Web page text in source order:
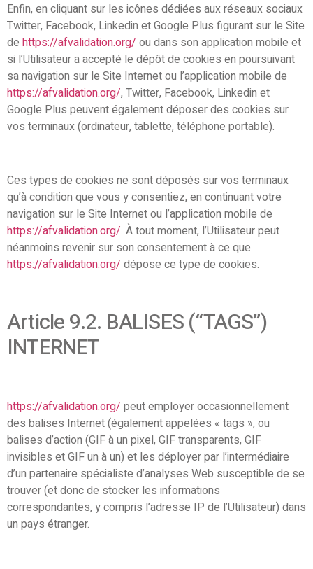
Enfin, en cliquant sur les icônes dédiées aux réseaux sociaux
Twitter, Facebook, Linkedin et Google Plus figurant sur le Site
de https://afvalidation.org/ ou dans son application mobile et
si l’Utilisateur a accepté le dépôt de cookies en poursuivant
sa navigation sur le Site Internet ou l’application mobile de
https://afvalidation.org/, Twitter, Facebook, Linkedin et
Google Plus peuvent également déposer des cookies sur
vos terminaux (ordinateur, tablette, téléphone portable).
Ces types de cookies ne sont déposés sur vos terminaux
qu’à condition que vous y consentiez, en continuant votre
navigation sur le Site Internet ou l’application mobile de
https://afvalidation.org/. À tout moment, l’Utilisateur peut
néanmoins revenir sur son consentement à ce que
https://afvalidation.org/ dépose ce type de cookies.
Article 9.2. BALISES (“TAGS”)
INTERNET
https://afvalidation.org/ peut employer occasionnellement
des balises Internet (également appelées « tags », ou
balises d’action (GIF à un pixel, GIF transparents, GIF
invisibles et GIF un à un) et les déployer par l’intermédiaire
d’un partenaire spécialiste d’analyses Web susceptible de se
trouver (et donc de stocker les informations
correspondantes, y compris l’adresse IP de l’Utilisateur) dans
un pays étranger.